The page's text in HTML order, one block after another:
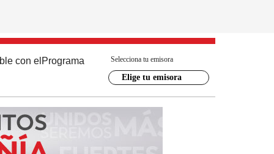
con el Programa Selecciona tu emisora
Elige tu emisora